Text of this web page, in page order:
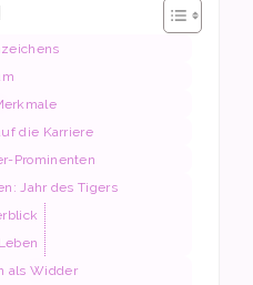
die Karriere
Prominenten
Jahr des Tigers
als Widder